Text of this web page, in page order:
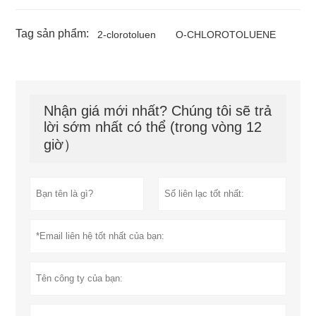
Tag sản phẩm: 2-clorotoluen O-CHLOROTOLUENE
Nhận giá mới nhất? Chúng tôi sẽ trả
lời sớm nhất có thể (trong vòng 12
giờ）